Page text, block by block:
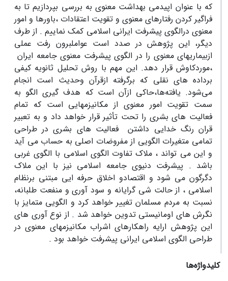
که با عنوان اپیدمی بهداشت معنوی به بررسی بپردازیم تا به
فراگیر کردن رفتارهای معنوی و تقویت اعتقادات ،باورها و امور
معنوی درالگوی پیشرفت ایرانی اسلامی کمک نماییم . از طرف
دیگر، این پژوهش در صدد است عوامل­برون رفت عملی
ازبیماریهای معنوی را در الگوی پیشرفت معنوی جامعه ایران
،موردکاوش قرار دهد. این مهم با روش تحلیل ثانویه کیفی
برداده های نقلی که برگرفته ازقرآن وحدیث است انجام
می‌شود. یافته‌ها،حاکی ازآن است که هدف گیری الگو به
سمت تقویت امور معنوی از مکانیزمهایی است که تمام
فعالیت های بشری را تحت تأثیر قرار خواهد داد و به تعبیر
قران رنگ خدایی داشتن فعالیت های بشری در طراحی
تمامی متغیرات الگویی از مفروضات اصلی به حساب می آید
و این می تواند ، ملاک تفاوت الگوی اسلامی با الگوی غربی
باشد . پیشرفت دنیوی جامعه اسلامی نیز با این ملاک
دگرگون می شود و اقتصادو اخلاق حرفه ایی مبتنی برنظام
اسلامی ، از حالت شی گرایانه و سود آوری و منفعت طلبانه،
نسبت به مردم مسلمان تغییر خواهد کرد و الگویی متمایز با
نگرش های اومانیستی تدوین خواهد شد . از نوع آوری های
این پژوهش ارایه راهکارهای اشراب مکانیزمهای معنوی در
طراحی الگوی اسلامی ایرانی پیشرفت خواهد بود .
کلیدواژه‌ها